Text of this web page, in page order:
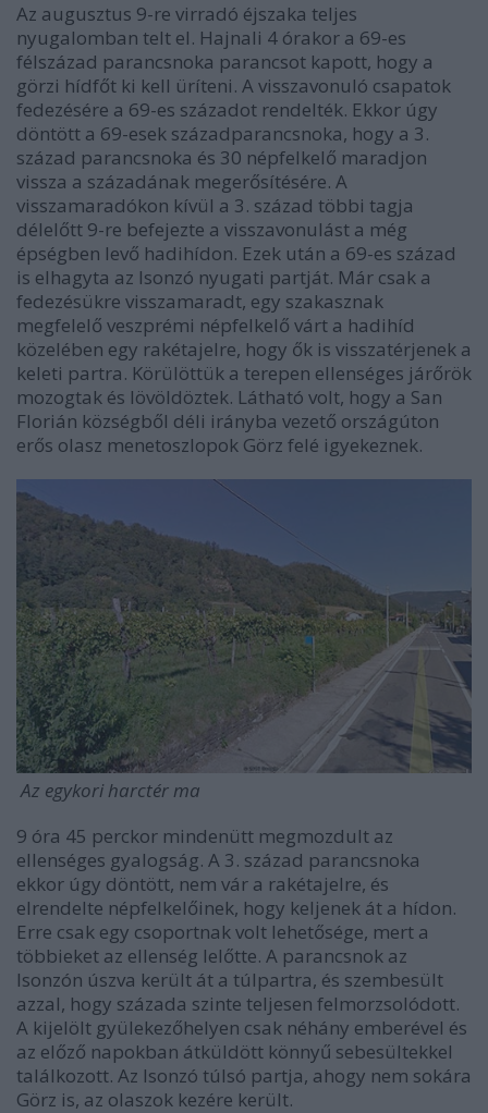
Az augusztus 9-re virradó éjszaka teljes
nyugalomban telt el. Hajnali 4 órakor a 69-es
félszázad parancsnoka parancsot kapott, hogy a
görzi hídfőt ki kell üríteni. A visszavonuló csapatok
fedezésére a 69-es századot rendelték. Ekkor úgy
döntött a 69-esek századparancsnoka, hogy a 3.
század parancsnoka és 30 népfelkelő maradjon
vissza a századának megerősítésére. A
visszamaradókon kívül a 3. század többi tagja
délelőtt 9-re befejezte a visszavonulást a még
épségben levő hadihídon. Ezek után a 69-es század
is elhagyta az Isonzó nyugati partját. Már csak a
fedezésükre visszamaradt, egy szakasznak
megfelelő veszprémi népfelkelő várt a hadihíd
közelében egy rakétajelre, hogy ők is visszatérjenek a
keleti partra. Körülöttük a terepen ellenséges járőrök
mozogtak és lövöldöztek. Látható volt, hogy a San
Florián községből déli irányba vezető országúton
erős olasz menetoszlopok Görz felé igyekeznek.
Az egykori harctér ma
9 óra 45 perckor mindenütt megmozdult az
ellenséges gyalogság. A 3. század parancsnoka
ekkor úgy döntött, nem vár a rakétajelre, és
elrendelte népfelkelőinek, hogy keljenek át a hídon.
Erre csak egy csoportnak volt lehetősége, mert a
többieket az ellenség lelőtte. A parancsnok az
Isonzón úszva került át a túlpartra, és szembesült
azzal, hogy százada szinte teljesen felmorzsolódott.
A kijelölt gyülekezőhelyen csak néhány emberével és
az előző napokban átküldött könnyű sebesültekkel
találkozott. Az Isonzó túlsó partja, ahogy nem sokára
Görz is, az olaszok kezére került.